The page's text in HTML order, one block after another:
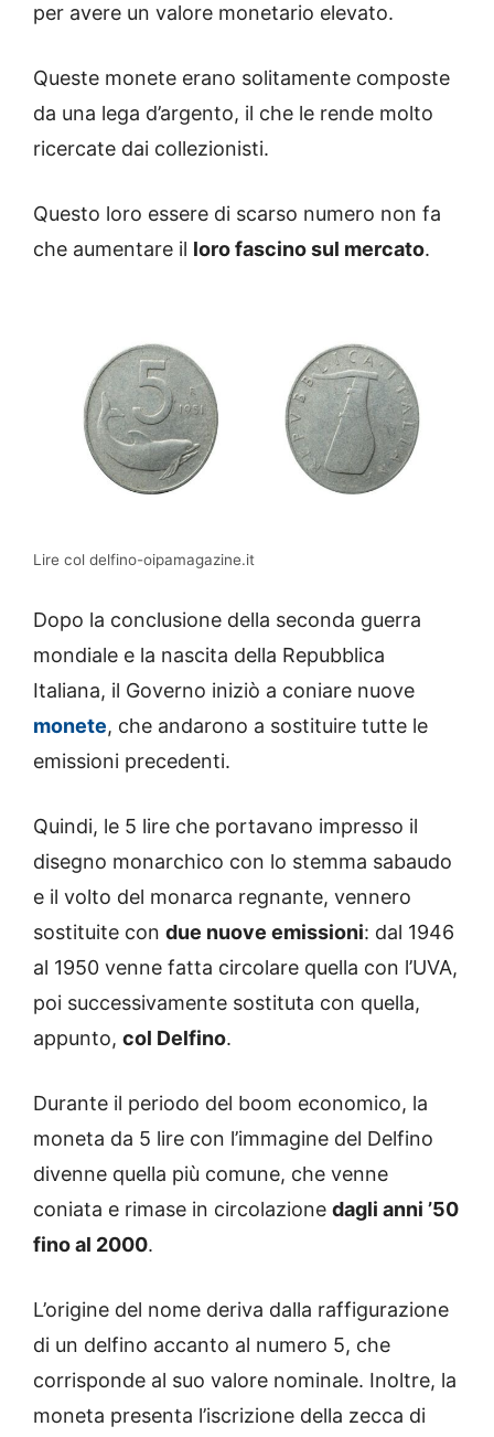
per avere un valore monetario elevato.
Queste monete erano solitamente composte
da una lega d’argento, il che le rende molto
ricercate dai collezionisti.
Questo loro essere di scarso numero non fa
che aumentare il loro fascino sul mercato.
Lire col delfino-oipamagazine.it
Dopo la conclusione della seconda guerra
mondiale e la nascita della Repubblica
Italiana, il Governo iniziò a coniare nuove
monete, che andarono a sostituire tutte le
emissioni precedenti.
Quindi, le 5 lire che portavano impresso il
disegno monarchico con lo stemma sabaudo
e il volto del monarca regnante, vennero
sostituite con due nuove emissioni: dal 1946
al 1950 venne fatta circolare quella con l’UVA,
poi successivamente sostituta con quella,
appunto, col Delfino.
Durante il periodo del boom economico, la
moneta da 5 lire con l’immagine del Delfino
divenne quella più comune, che venne
coniata e rimase in circolazione dagli anni ’50
fino al 2000.
L’origine del nome deriva dalla raffigurazione
di un delfino accanto al numero 5, che
corrisponde al suo valore nominale. Inoltre, la
moneta presenta l’iscrizione della zecca di